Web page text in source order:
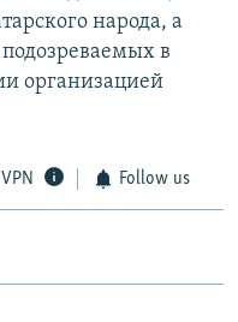
народа, а
в
организацией
Follow us